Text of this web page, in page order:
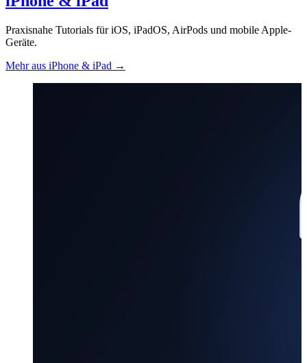
Praxisnahe Tutorials für iOS, iPadOS, AirPods und mobile Apple-
Geräte.
Mehr aus iPhone & iPad →